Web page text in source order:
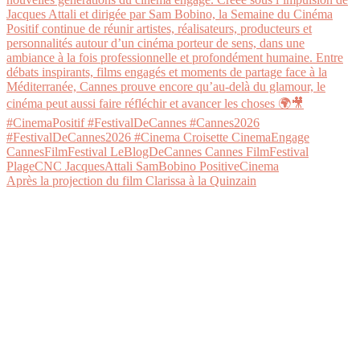
Après la projection du film Clarissa à la Quinzain